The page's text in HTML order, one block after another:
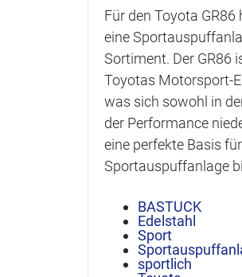
Für den Toyota
eine
Sortiment. Der GR86
Toyotas Motorsport-
was sich sowohl in
der Performance
eine perfekte Basis
Sportauspuffanlage
BASTUCK
Edelstahl
Sport
sportlich